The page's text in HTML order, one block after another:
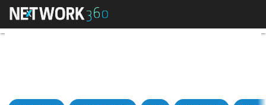
Caporalato digitale, prima